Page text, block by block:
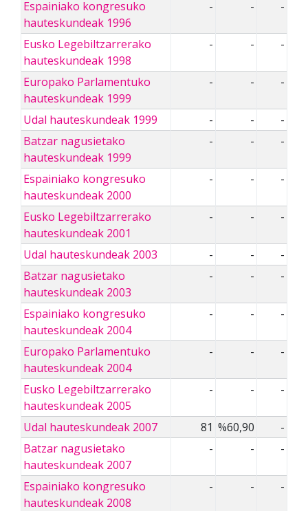
Espainiako kongresuko
hauteskundeak 1996
- - -
Eusko Legebiltzarrerako
hauteskundeak 1998
- - -
Europako Parlamentuko
hauteskundeak 1999
- - -
Udal hauteskundeak 1999 - -
-
Batzar nagusietako
hauteskundeak 1999
- - -
Espainiako kongresuko
hauteskundeak 2000
- - -
Eusko Legebiltzarrerako
hauteskundeak 2001
- - -
Udal hauteskundeak 2003 - -
-
Batzar nagusietako
hauteskundeak 2003
- - -
Espainiako kongresuko
hauteskundeak 2004
- - -
Europako Parlamentuko
hauteskundeak 2004
- - -
Eusko Legebiltzarrerako
hauteskundeak 2005
- - -
Udal hauteskundeak 2007 81 %60,90
-
Batzar nagusietako
hauteskundeak 2007
- - -
Espainiako kongresuko
hauteskundeak 2008
- - -